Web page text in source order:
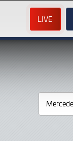
LIVE